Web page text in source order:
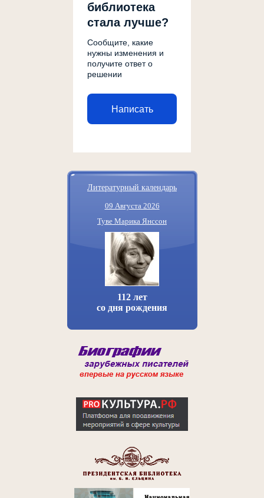
библиотека
стала лучше?
Сообщите, какие
нужны изменения и
получите ответ о
решении
Написать
Литературный календарь
09 Августа 2026
Туве Марика Янссон
112 лет
со дня рождения